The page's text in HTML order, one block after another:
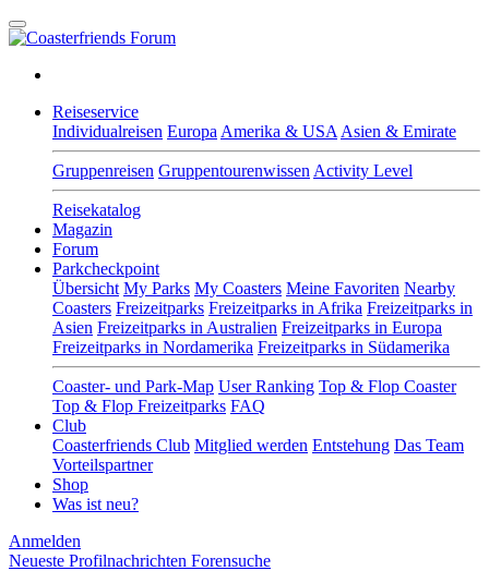
Reiseservice
Individualreisen Europa Amerika & USA Asien & Emirate
Gruppenreisen Gruppentourenwissen Activity Level
Reisekatalog
Magazin
Forum
Parkcheckpoint
Übersicht My Parks My Coasters Meine Favoriten Nearby
Coasters Freizeitparks Freizeitparks in Afrika Freizeitparks in
Asien Freizeitparks in Australien Freizeitparks in Europa
Freizeitparks in Nordamerika Freizeitparks in Südamerika
Coaster- und Park-Map User Ranking Top & Flop Coaster
Top & Flop Freizeitparks FAQ
Club
Coasterfriends Club Mitglied werden Entstehung Das Team
Vorteilspartner
Shop
Was ist neu?
Anmelden
Neueste Profilnachrichten Forensuche